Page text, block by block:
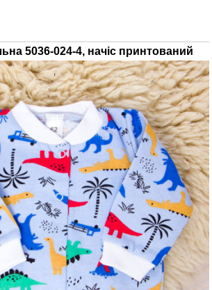
5036-024-4, начіс принтований